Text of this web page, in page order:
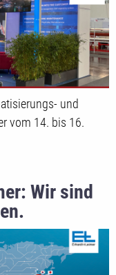
und
vom 14. bis 16.
Wir sind